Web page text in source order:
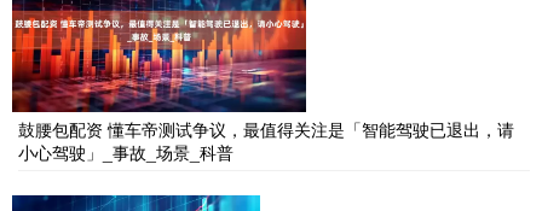
鼓腰包配资 懂车帝测试争议，最值得关注是「智能驾驶已退出，请
小心驾驶」_事故_场景_科普